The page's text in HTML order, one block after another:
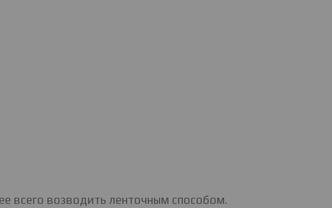
всего возводить ленточным способом.